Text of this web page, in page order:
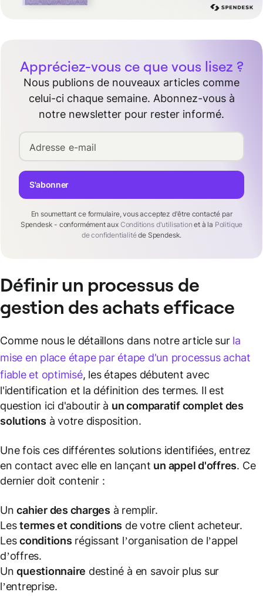
Appréciez-vous ce que vous lisez ?
Nous publions de nouveaux articles comme
celui-ci chaque semaine. Abonnez-vous à
notre newsletter pour rester informé.
Adresse e-mail
En soumettant ce formulaire, vous acceptez d'être contacté par
Spendesk - conformément aux Conditions d'utilisation et à la Politique
de confidentialitéde Spendesk.
S'abonner
Définir un processus de
gestion des achats efficace
Comme nous le détaillons dans notre article sur la
mise en place étape par étape d'un processus achat
fiable et optimisé, les étapes débutent avec
l'identification et la définition des termes. Il est
question ici d'aboutir à un comparatif complet des
solutions à votre disposition.
Une fois ces différentes solutions identifiées, entrez
en contact avec elle en lançant un appel d'offres. Ce
dernier doit contenir :
Uncahier des charges à remplir.
Lestermes et conditions de votre client acheteur.
Lesconditions régissant l’organisation de l’appel
d’offres.
Unquestionnaire destiné à en savoir plus sur
l’entreprise.